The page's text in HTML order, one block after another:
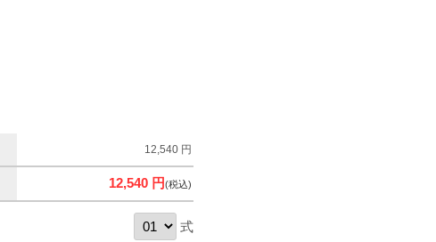
12,540 円
12,540 円(税込)
式